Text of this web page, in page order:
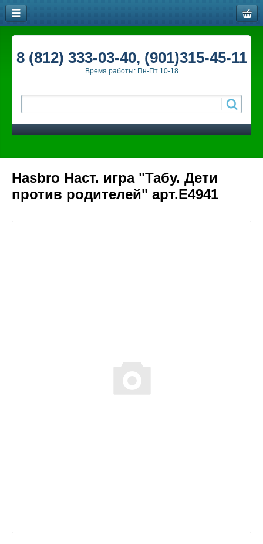
8 (812) 333-03-40, (901)315-45-11
Время работы: Пн-Пт 10-18
Hasbro Наст. игра "Табу. Дети
против родителей" арт.Е4941